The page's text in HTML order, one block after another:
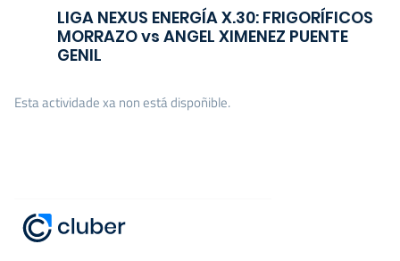
LIGA NEXUS ENERGÍA X.30: FRIGORÍFICOS
MORRAZO vs ANGEL XIMENEZ PUENTE
GENIL
Esta actividade xa non está dispoñible.